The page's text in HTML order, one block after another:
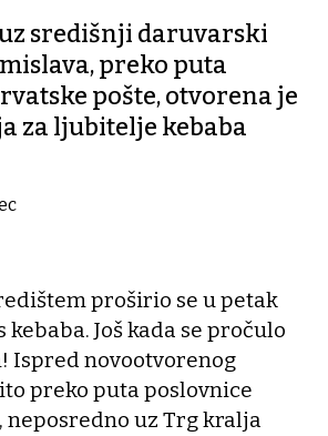
središnji daruvarski
preko puta
pošte, otvorena je
za ljubitelje kebaba
proširio se u petak
Još kada se pročulo
Ispred novootvorenog
preko puta poslovnice
neposredno uz Trg kralja